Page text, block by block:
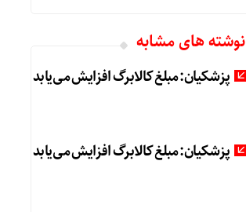
نوشته های مشابه
پزشکیان: مبلغ کالابرگ افزایش می‌یابد
پزشکیان: مبلغ کالابرگ افزایش می‌یابد